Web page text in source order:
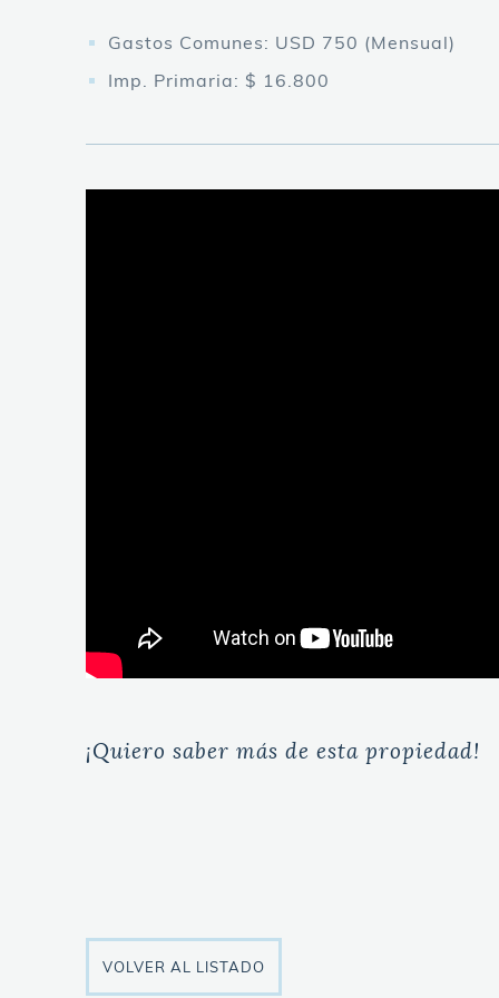
Gastos Comunes: USD 750 (Mensual)
Imp. Primaria: $ 16.800
¡Quiero saber más de esta propiedad!
VOLVER AL LISTADO